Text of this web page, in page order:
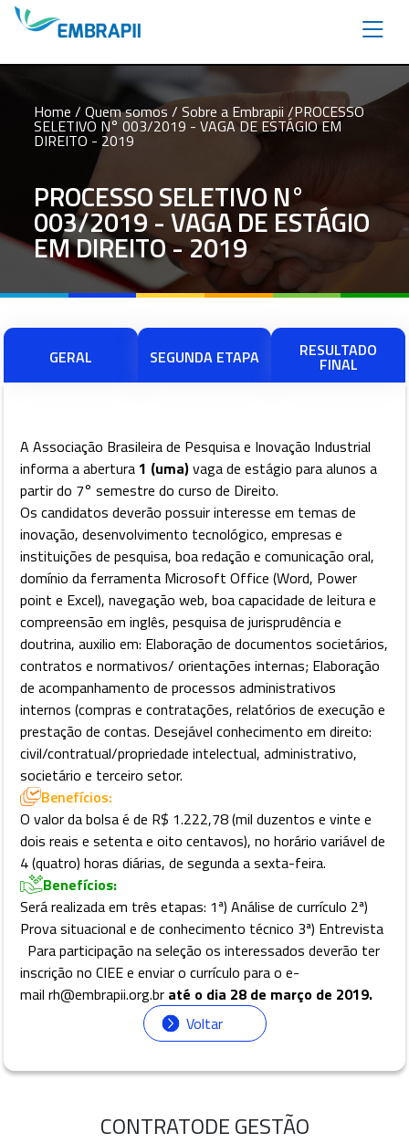
Home / Quem somos / Sobre a Embrapii /PROCESSO
SELETIVO N° 003/2019 - VAGA DE ESTÁGIO EM
DIREITO - 2019
PROCESSO SELETIVO N°
003/2019 - VAGA DE ESTÁGIO
EM DIREITO - 2019
GERAL SEGUNDA ETAPA RESULTADO
FINAL
A Associação Brasileira de Pesquisa e Inovação Industrial
informa a abertura1 (uma)vaga de estágio para alunos a
partir do 7° semestre do curso de Direito.
Os candidatos deverão possuir interesse em temas de
inovação, desenvolvimento tecnológico, empresas e
instituições de pesquisa, boa redação e comunicação oral,
domínio da ferramenta Microsoft Office (Word, Power
point e Excel), navegação web, boa capacidade de leitura e
compreensão em inglês, pesquisa de jurisprudência e
doutrina, auxilio em: Elaboração de documentos societários,
contratos e normativos/ orientações internas; Elaboração
de acompanhamento de processos administrativos
internos (compras e contratações, relatórios de execução e
prestação de contas. Desejável conhecimento em direito:
civil/contratual/propriedade intelectual, administrativo,
societário e terceiro setor.
Benefícios:
O valor da bolsa é de R$ 1.222,78 (mil duzentos e vinte e
dois reais e setenta e oito centavos), no horário variável de
4 (quatro) horas diárias, de segunda a sexta-feira.
Benefícios:
Será realizada em três etapas: 1ª) Análise de currículo 2ª)
Prova situacional e de conhecimento técnico 3ª) Entrevista
Para participação na seleção os interessados deverão ter
inscrição no CIEE e enviar o currículo para o e-
mail rh@embrapii.org.br até o dia 28 de março de 2019.
Voltar
CONTRATODE GESTÃO